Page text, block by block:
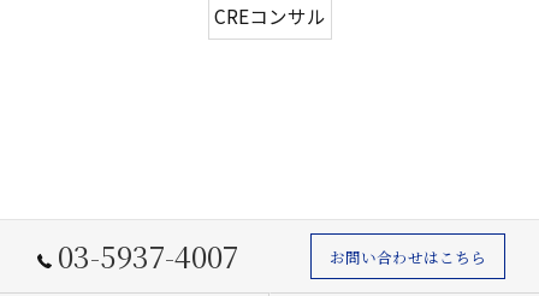
CREコンサル
03-5937-4007 お問い合わせはこちら